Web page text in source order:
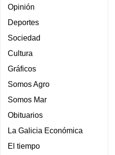
Opinión
Deportes
Sociedad
Cultura
Gráficos
Somos Agro
Somos Mar
Obituarios
La Galicia Económica
El tiempo